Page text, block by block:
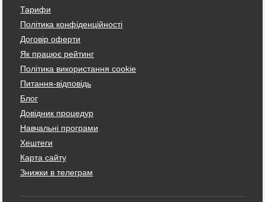
Тарифи
Політика конфіденційності
Договір оферти
Як працює рейтинг
Політика використання cookie
Питання-відповідь
Блог
Довідник процедур
Навчальні програми
Хештеги
Карта сайту
Знижки в телеграм